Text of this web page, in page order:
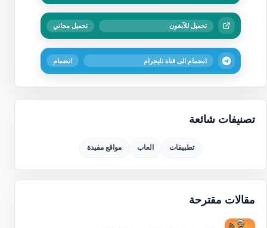
تصنيفات شائعة
تطبيقات العاب مواقع مفيدة
مقالات مقترحة
تحميل للآيفون تحميل مجاني
انضمام الى قناة تليجرام انضمام